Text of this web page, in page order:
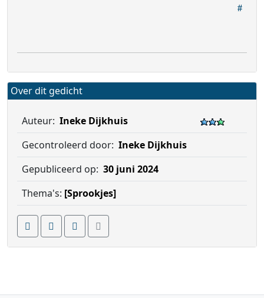
Over dit gedicht
Auteur: Ineke Dijkhuis
Gecontroleerd door: Ineke Dijkhuis
Gepubliceerd op: 30 juni 2024
Thema's: [Sprookjes]